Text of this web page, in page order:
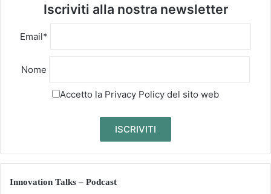
Iscriviti alla nostra newsletter
Email*
Nome
Accetto la Privacy Policy del sito web
Innovation Talks – Podcast